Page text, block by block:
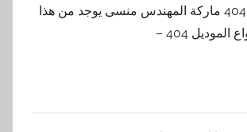
الماكينة موديل 404 ماركة المهندس منسى يوجد من هذا
404 –